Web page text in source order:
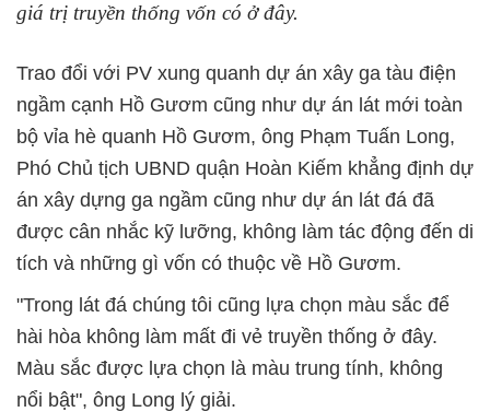
giá trị truyền thống vốn có ở đây.
Trao đổi với PV xung quanh dự án xây ga tàu điện
ngầm cạnh Hồ Gươm cũng như dự án lát mới toàn
bộ vỉa hè quanh Hồ Gươm, ông Phạm Tuấn Long,
Phó Chủ tịch UBND quận Hoàn Kiếm khẳng định dự
án xây dựng ga ngầm cũng như dự án lát đá đã
được cân nhắc kỹ lưỡng, không làm tác động đến di
tích và những gì vốn có thuộc về Hồ Gươm.
"Trong lát đá chúng tôi cũng lựa chọn màu sắc để
hài hòa không làm mất đi vẻ truyền thống ở đây.
Màu sắc được lựa chọn là màu trung tính, không
nổi bật", ông Long lý giải.